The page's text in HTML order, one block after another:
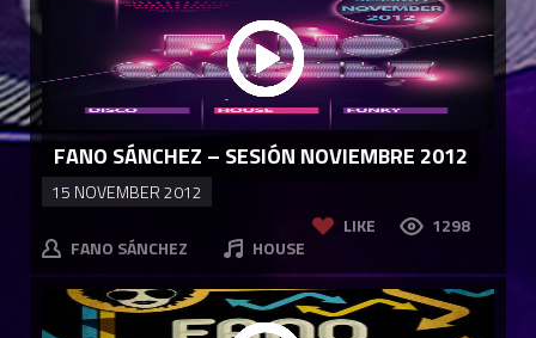
LIKE 1298
FANO SÁNCHEZ – SESIÓN NOVIEMBRE 2012
15 NOVEMBER 2012
FANO SÁNCHEZ HOUSE